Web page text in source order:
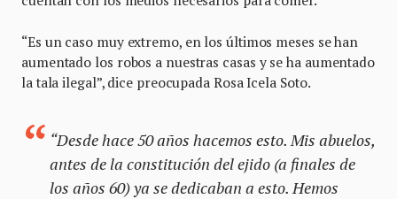
“Es un caso muy extremo, en los últimos meses se han
aumentado los robos a nuestras casas y se ha aumentado
la tala ilegal”, dice preocupada Rosa Icela Soto.
“Desde hace 50 años hacemos esto. Mis abuelos,
antes de la constitución del ejido (a finales de
los años 60) ya se dedicaban a esto. Hemos